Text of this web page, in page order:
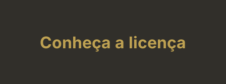
Conheça a licença